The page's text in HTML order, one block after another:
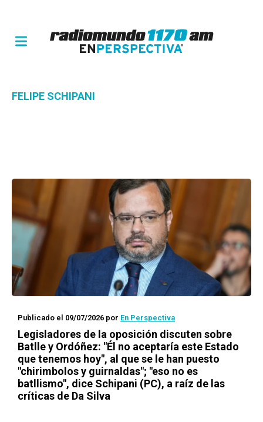
FELIPE SCHIPANI
Publicado el 09/07/2026 por En Perspectiva
Legisladores de la oposición discuten sobre
Batlle y Ordóñez: "Él no aceptaría este Estado
que tenemos hoy", al que se le han puesto
"chirimbolos y guirnaldas"; "eso no es
batllismo", dice Schipani (PC), a raíz de las
críticas de Da Silva